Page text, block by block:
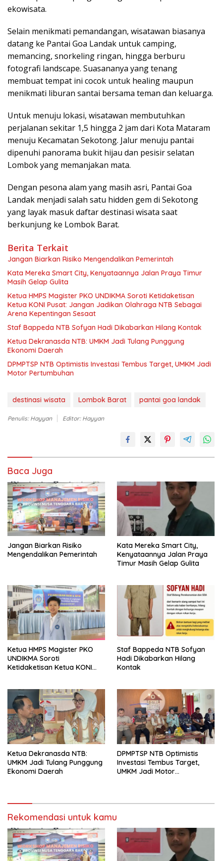
ekowisata.
Selain menikmati pemandangan, wisatawan biasanya
datang ke Pantai Goa Landak untuk camping,
memancing, snorkeling ringan, hingga berburu
fotografi landscape. Suasananya yang tenang
membuat tempat ini cocok untuk healing maupun
menikmati liburan santai bersama teman dan keluarga.
Untuk menuju lokasi, wisatawan membutuhkan
perjalanan sekitar 1,5 hingga 2 jam dari Kota Mataram
menuju Kecamatan Sekotong. Jalur menuju pantai
dipenuhi panorama bukit hijau dan pesisir selatan
Lombok yang memanjakan mata.
Dengan pesona alam yang masih asri, Pantai Goa
Landak menjadi salah satu hidden gem di Sekotong
yang layak masuk daftar destinasi wisata saat
berkunjung ke Lombok Barat.
Berita Terkait
Jangan Biarkan Risiko Mengendalikan Pemerintah
Kata Mereka Smart City, Kenyataannya Jalan Praya Timur
Masih Gelap Gulita
Ketua HMPS Magister PKO UNDIKMA Soroti Ketidaketisan
Ketua KONI Pusat: Jangan Jadikan Olahraga NTB Sebagai
Arena Kepentingan Sesaat
Staf Bappeda NTB Sofyan Hadi Dikabarkan Hilang Kontak
Ketua Dekranasda NTB: UMKM Jadi Tulang Punggung
Ekonomi Daerah
DPMPTSP NTB Optimistis Investasi Tembus Target, UMKM Jadi
Motor Pertumbuhan
destinasi wisata Lombok Barat pantai goa landak
Penulis: Hayyan Editor: Hayyan
Baca Juga
Jangan Biarkan Risiko
Mengendalikan Pemerintah
Kata Mereka Smart City,
Kenyataannya Jalan Praya
Timur Masih Gelap Gulita
Ketua HMPS Magister PKO
UNDIKMA Soroti
Ketidaketisan Ketua KONI
Arena Kepentingan Sesaat
Staf Bappeda NTB Sofyan
Hadi Dikabarkan Hilang
Kontak
Ketua Dekranasda NTB:
UMKM Jadi Tulang Punggung
Ekonomi Daerah
DPMPTSP NTB Optimistis
Investasi Tembus Target,
UMKM Jadi Motor
Rekomendasi untuk kamu